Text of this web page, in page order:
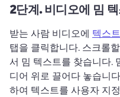
2단계.비디오에 밈
받는 사람 비디오에 텍스
탭을 클릭합니다. 스크롤할
서 밈 텍스트를 찾습니다.
디어 위로 끌어다 놓습니
하여 텍스트를 사용자 지